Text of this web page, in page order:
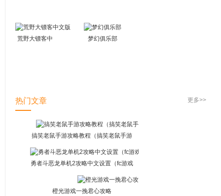
荒野大镖客中
梦幻俱乐部
更多>>
热门文章
搞笑老鼠手游攻略教程（搞笑老鼠手游
勇者斗恶龙单机2攻略中文设置（fc游戏
橙光游戏一挽君心攻略